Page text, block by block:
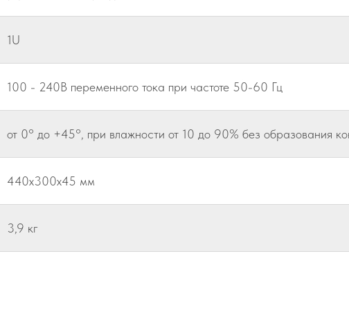
1U
100 - 240В переменного тока при частоте 50-60 Гц
от 0° до +45°, при влажности от 10 до 90% без образования
440x300x45 мм
3,9 кг